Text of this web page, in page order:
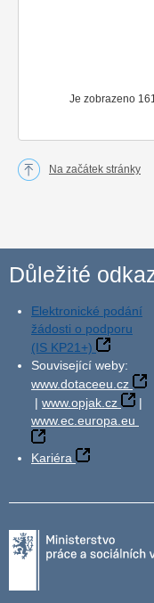
Je zobrazeno
Na začátek stránky
Důležité
Elektronické podání
žádosti o podporu
(IS KP21+)
Související weby:
www.dotaceeu.cz
| www.opjak.cz
|
www.ec.europa.eu
Kariéra